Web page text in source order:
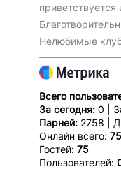
Нелюбимые
Всего
За сегодня: 0 |
Парней: 2758 |
Онлайн всего: 75
Гостей: 75
Пользователей: